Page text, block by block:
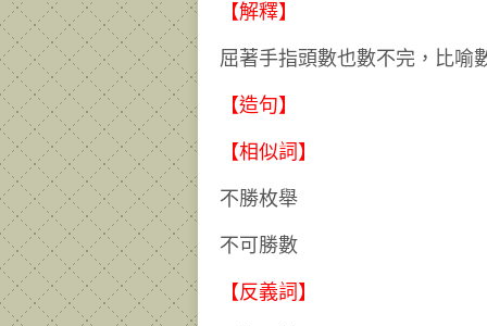
【解釋】
屈著手指頭數也數不完，比喻
【造句】
【相似詞】
不勝枚舉
不可勝數
【反義詞】